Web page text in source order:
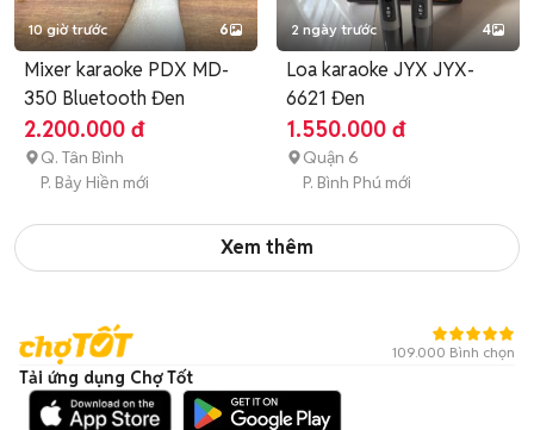
10 giờ trước 6
Mixer karaoke PDX MD-
350 Bluetooth Đen
2.200.000 đ
Q. Tân Bình
P. Bảy Hiền mới
2 ngày trước 4
Loa karaoke JYX JYX-
6621 Đen
1.550.000 đ
Quận 6
P. Bình Phú mới
Xem thêm
109.000 Bình chọn
Tải ứng dụng Chợ Tốt